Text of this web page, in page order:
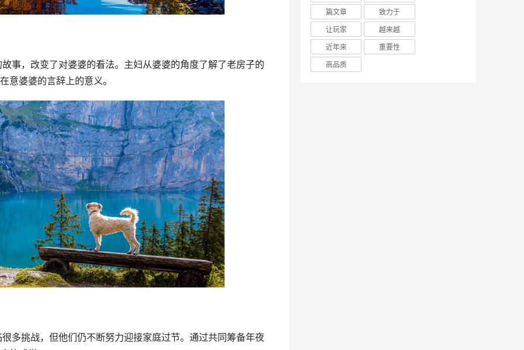
意婆婆的言辞上的意义。
篇文章
致力于
让玩家
越来越
近年来
重要性
高品质